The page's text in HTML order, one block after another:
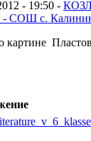
- 19:50 -
с.
картине